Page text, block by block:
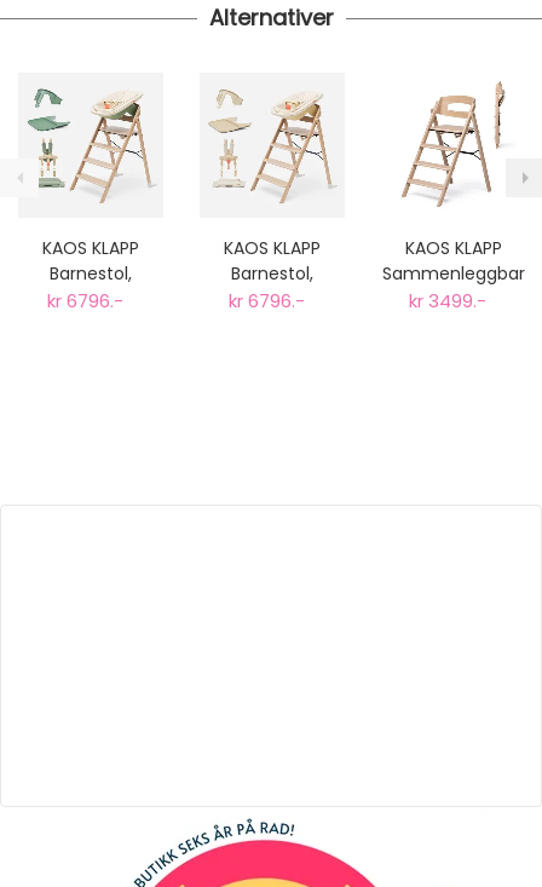
Alternativer
KAOS KLAPP
Barnestol,
Komplett pakke
kr 6796.-
KAOS KLAPP
Barnestol,
Komplett pakke
kr 6796.-
KAOS KLAPP
Sammenleggbar
Barnestol i Eik,
kr 3499.-